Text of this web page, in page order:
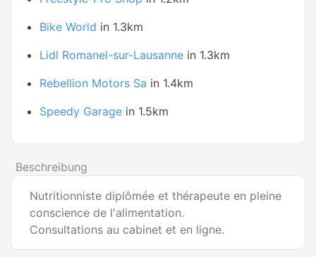
Bike World in 1.3km
Lidl Romanel-sur-Lausanne in 1.3km
Rebellion Motors Sa in 1.4km
Speedy Garage in 1.5km
Beschreibung
Nutritionniste diplômée et thérapeute en pleine
conscience de l'alimentation.
Consultations au cabinet et en ligne.